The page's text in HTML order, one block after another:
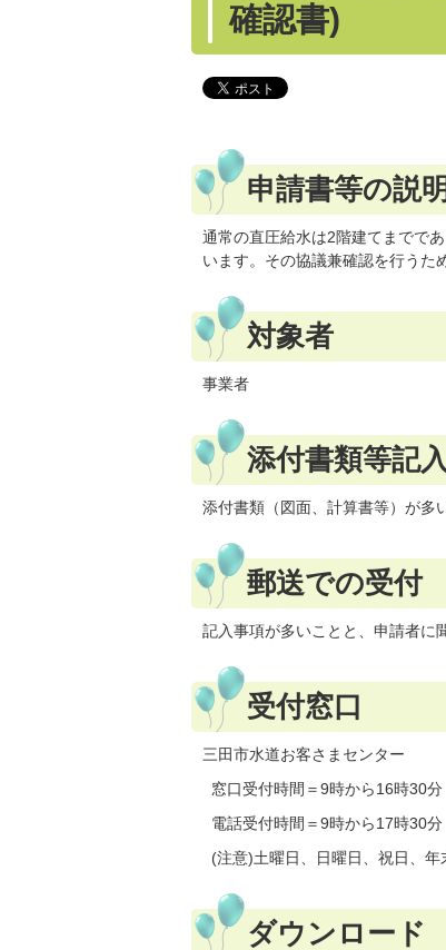
確認書)
申請書等の説明
通常の直圧給水は2階建てまでで
います。その協議兼確認を行うた
対象者
事業者
添付書類等記
添付書類（図面、計算書等）が多
郵送での受付
記入事項が多いことと、申請者に
受付窓口
三田市水道お客さまセンター
窓口受付時間＝9時から16時30分
電話受付時間＝9時から17時30分
(注意)土曜日、日曜日、祝日、年
ダウンロード